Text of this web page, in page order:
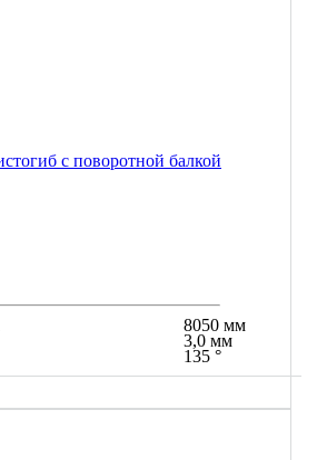
с поворотной балкой
8050 мм
3,0 мм
135 °